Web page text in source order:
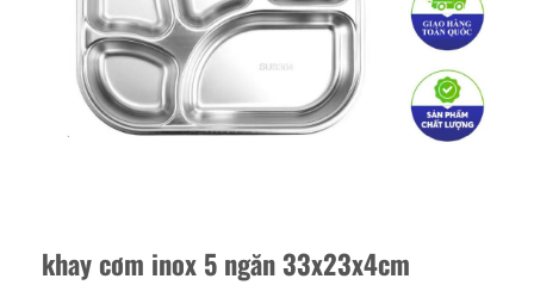
khay cơm inox 5 ngăn 33x23x4cm